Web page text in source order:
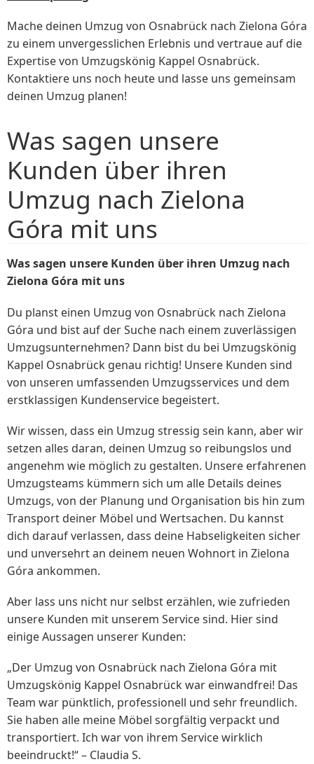
Mache deinen Umzug von Osnabrück nach Zielona Góra
zu einem unvergesslichen Erlebnis und vertraue auf die
Expertise von Umzugskönig Kappel Osnabrück.
Kontaktiere uns noch heute und lasse uns gemeinsam
deinen Umzug planen!
Was sagen unsere
Kunden über ihren
Umzug nach Zielona
Góra mit uns
Was sagen unsere Kunden über ihren Umzug nach
Zielona Góra mit uns
Du planst einen Umzug von Osnabrück nach Zielona
Góra und bist auf der Suche nach einem zuverlässigen
Umzugsunternehmen? Dann bist du bei Umzugskönig
Kappel Osnabrück genau richtig! Unsere Kunden sind
von unseren umfassenden Umzugsservices und dem
erstklassigen Kundenservice begeistert.
Wir wissen, dass ein Umzug stressig sein kann, aber wir
setzen alles daran, deinen Umzug so reibungslos und
angenehm wie möglich zu gestalten. Unsere erfahrenen
Umzugsteams kümmern sich um alle Details deines
Umzugs, von der Planung und Organisation bis hin zum
Transport deiner Möbel und Wertsachen. Du kannst
dich darauf verlassen, dass deine Habseligkeiten sicher
und unversehrt an deinem neuen Wohnort in Zielona
Góra ankommen.
Aber lass uns nicht nur selbst erzählen, wie zufrieden
unsere Kunden mit unserem Service sind. Hier sind
einige Aussagen unserer Kunden:
„Der Umzug von Osnabrück nach Zielona Góra mit
Umzugskönig Kappel Osnabrück war einwandfrei! Das
Team war pünktlich, professionell und sehr freundlich.
Sie haben alle meine Möbel sorgfältig verpackt und
transportiert. Ich war von ihrem Service wirklich
beeindruckt!“ – Claudia S.